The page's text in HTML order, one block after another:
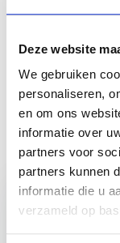
Deze website
We gebruiken
personaliseren,
en om ons
informatie over
partners voor
partners kunnen
informatie die u
verzameld op
Delen
Recent